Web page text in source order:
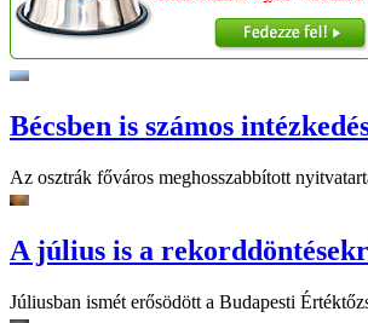
Bécsben is számos
Az osztrák főváros meghosszabbított
A július is a
Júliusban ismét erősödött a Budapesti